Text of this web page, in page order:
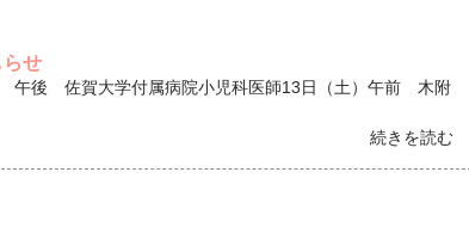
せ
後 佐賀大学付属病院小児科医師13日（土）午前 木附
続きを読む